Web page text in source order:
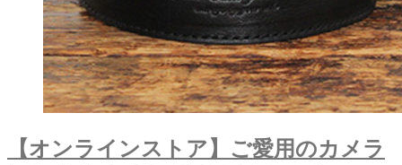
【オンラインストア】ご愛用のカメラ